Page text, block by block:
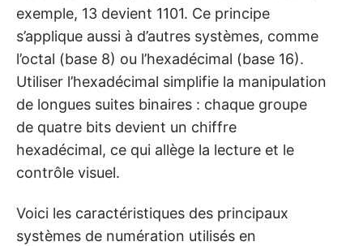
exemple, 13 devient 1101. Ce principe
s’applique aussi à d’autres systèmes, comme
l’octal (base 8) ou l’hexadécimal (base 16).
Utiliser l’hexadécimal simplifie la manipulation
de longues suites binaires : chaque groupe
de quatre bits devient un chiffre
hexadécimal, ce qui allège la lecture et le
contrôle visuel.
Voici les caractéristiques des principaux
systèmes de numération utilisés en